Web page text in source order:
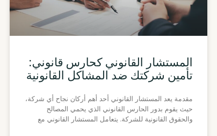
المستشار القانوني كحارس قانوني:
تأمين شركتك ضد المشاكل القانونية
مقدمة يعد المستشار القانوني أحد أهم أركان نجاح أي شركة،
حيث يقوم بدور الحارس القانوني الذي يحمي المصالح
والحقوق القانونية للشركة. يتعامل المستشار القانوني مع